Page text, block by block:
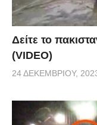
Δείτε το
(VIDEO)
24 ΔΕΚΕΜΒΡΊΟΥ,